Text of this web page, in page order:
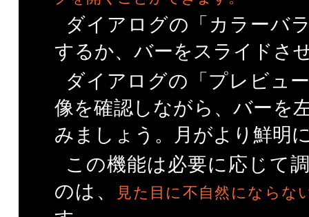
ダイアログの「カラーバ
するか、バーをスライドさ
ダイアログの「プレビュ
像を確認しながら、バーを
みましょう。月がより鮮明
この機能は必要に応じて
のは、
見た目に不自然にならな